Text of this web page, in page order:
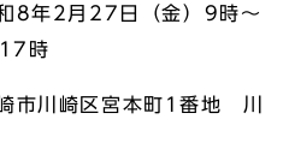
8年2月27日（金）9時～
時
市川崎区宮本町1番地 川